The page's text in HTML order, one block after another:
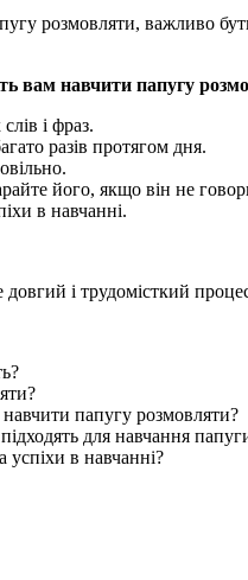
розмовляти, важливо
вам навчити папугу
і фраз.
разів протягом дня.
його, якщо він не
в навчанні.
і трудомісткий
папугу розмовляти?
для навчання
в навчанні?